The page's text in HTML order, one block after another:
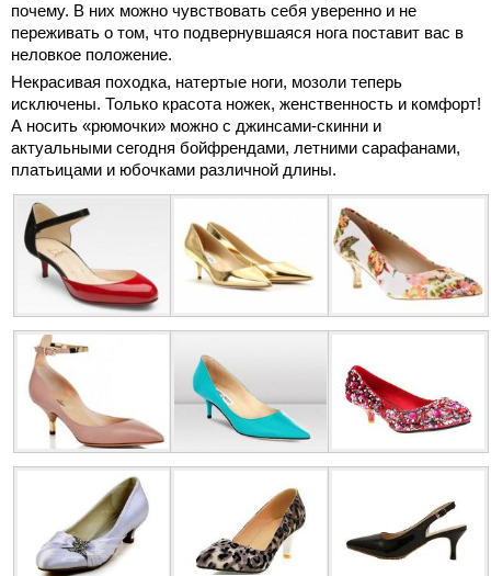
почему. В них можно чувствовать себя уверенно и не
переживать о том, что подвернувшаяся нога поставит вас в
неловкое положение.
Некрасивая походка, натертые ноги, мозоли теперь
исключены. Только красота ножек, женственность и комфорт!
А носить «рюмочки» можно с джинсами-скинни и
актуальными сегодня бойфрендами, летними сарафанами,
платьицами и юбочками различной длины.